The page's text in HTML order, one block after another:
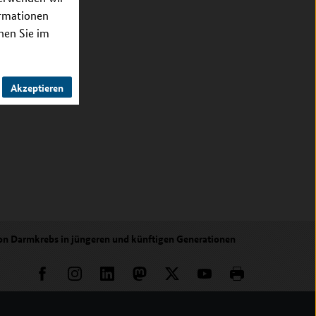
Sie im
Akzeptieren
Darmkrebs in jüngeren und künftigen Generationen